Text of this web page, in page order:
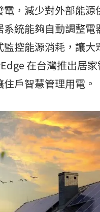
，減少對外部能
系統能夠自動調整
監控能源消耗，讓
在台灣推出居
戶智慧管理用電。